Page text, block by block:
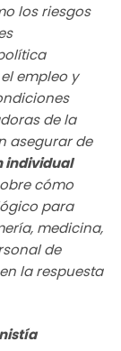
los riesgos
empleo y
de la
asegurar de
individual
cómo
para
medicina,
de
la respuesta